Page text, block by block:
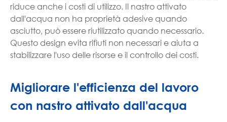
riduce anche i costi di utilizzo. Il nastro attivato
dall'acqua non ha proprietà adesive quando
asciutto, può essere riutilizzato quando necessario.
Questo design evita rifiuti non necessari e aiuta a
stabilizzare l'uso delle risorse e il controllo dei costi.
Migliorare l'efficienza del lavoro
con nastro attivato dall'acqua